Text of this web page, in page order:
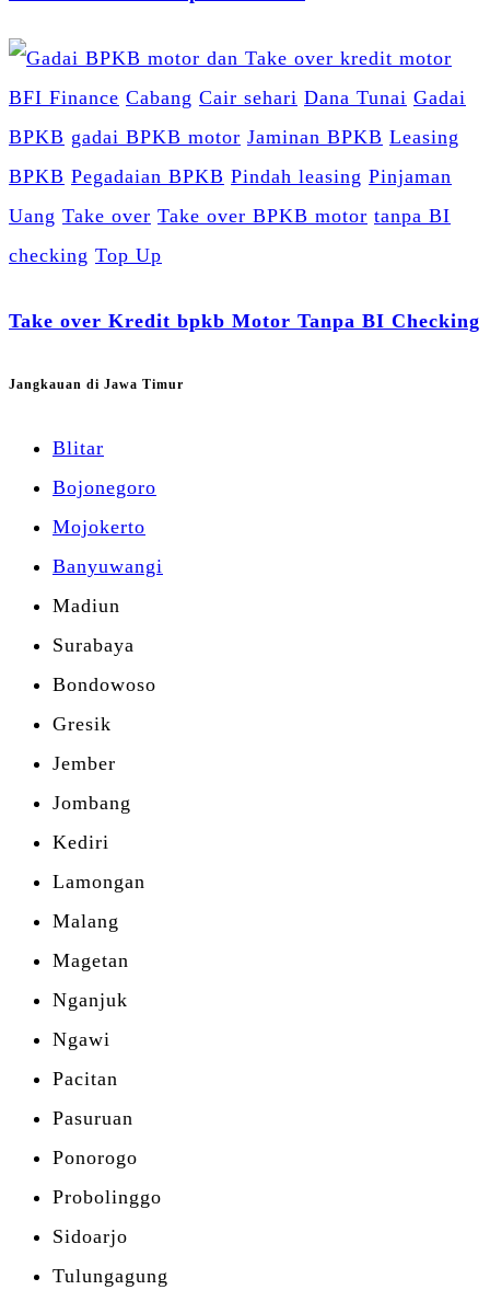
BFI Finance Cabang Cair sehari Dana Tunai Gadai
BPKB gadai BPKB motor Jaminan BPKB Leasing
BPKB Pegadaian BPKB Pindah leasing Pinjaman
Uang Take over Take over BPKB motor tanpa BI
checking Top Up
Take over Kredit bpkb Motor Tanpa BI Checking
Jangkauan di Jawa Timur
Blitar
Bojonegoro
Mojokerto
Banyuwangi
Madiun
Surabaya
Bondowoso
Gresik
Jember
Jombang
Kediri
Lamongan
Malang
Magetan
Nganjuk
Ngawi
Pacitan
Pasuruan
Ponorogo
Probolinggo
Sidoarjo
Tulungagung